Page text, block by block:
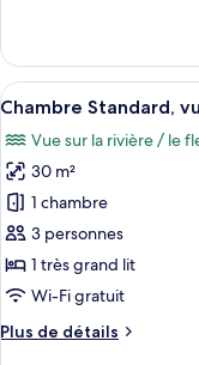
Room)
le
type
de
Chambre
Standard
(Urban
Room)
Afficher
toutes
les
photos
pour
ce
type
de
chambre :
Chambre
5
Chambre Standard,
Vue sur la rivière / le
30 m²
1 chambre
3 personnes
1 très grand lit
Wi-Fi gratuit
Plus de détails
Plus